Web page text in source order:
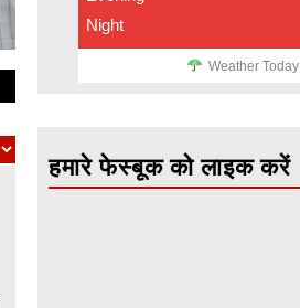
Night
Weather Today
हमारे फेस्बूक को लाइक करें